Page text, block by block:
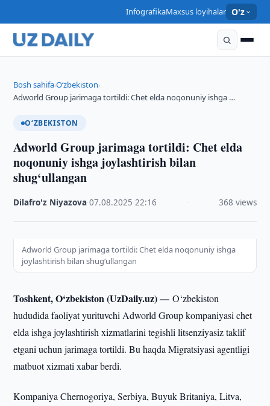
InfografikaMaxsus loyihalar O'z
Bosh sahifa›O‘zbekiston›
Adworld Group jarimaga tortildi: Chet elda noqonuniy ishga …
O‘ZBEKISTON
Adworld Group jarimaga tortildi: Chet elda
noqonuniy ishga joylashtirish bilan
shug‘ullangan
Dilafro'z Niyazova ·07.08.2025 ·22:16 368 views
Adworld Group jarimaga tortildi: Chet elda noqonuniy ishga
joylashtirish bilan shug‘ullangan
Toshkent, O‘zbekiston (UzDaily.uz) —O‘zbekiston
hududida faoliyat yurituvchi Adworld Group kompaniyasi chet
elda ishga joylashtirish xizmatlarini tegishli litsenziyasiz taklif
etgani uchun jarimaga tortildi. Bu haqda Migratsiyasi agentligi
matbuot xizmati xabar berdi.
Kompaniya Chernogoriya, Serbiya, Buyuk Britaniya, Litva,